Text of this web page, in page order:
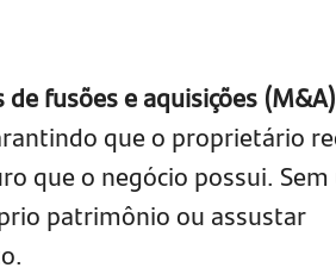
fusões e aquisições
que o proprietário
que o negócio possui.
patrimônio ou assustar